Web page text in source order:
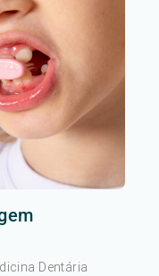
Dentária